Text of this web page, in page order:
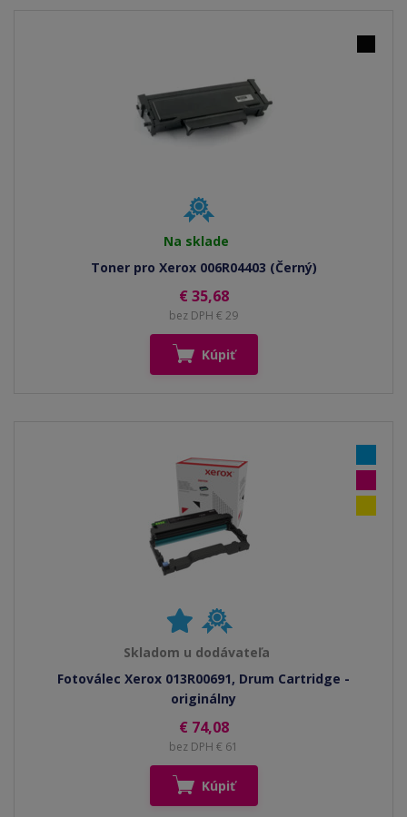
Na sklade
Toner pro Xerox 006R04403 (Černý)
€ 35,68
bez DPH € 29
Kúpiť
Skladom u dodávateľa
Fotoválec Xerox 013R00691, Drum Cartridge -
originálny
€ 74,08
bez DPH € 61
Kúpiť